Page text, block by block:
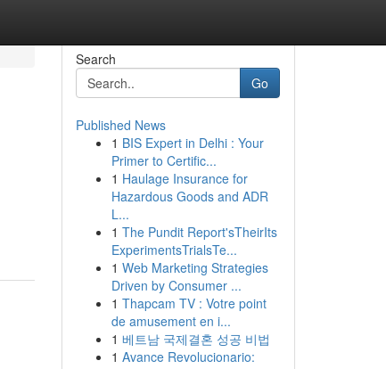
Search
Go
Published News
1 BIS Expert in Delhi : Your
Primer to Certific...
1 Haulage Insurance for
Hazardous Goods and ADR
L...
1 The Pundit Report'sTheirIts
ExperimentsTrialsTe...
1 Web Marketing Strategies
Driven by Consumer ...
1 Thapcam TV : Votre point
de amusement en i...
1 베트남 국제결혼 성공 비법
1 Avance Revolucionario: